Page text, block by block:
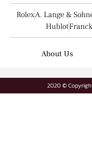
RolexA. Lange &
Hublot
About Us
2020 ©